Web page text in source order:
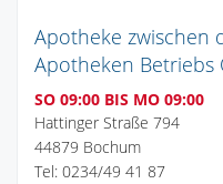
Apotheke zwischen
Apotheken Betriebs
SO 09:00 BIS MO 09:00
Hattinger Straße 794
44879 Bochum
Tel: 0234/49 41 87